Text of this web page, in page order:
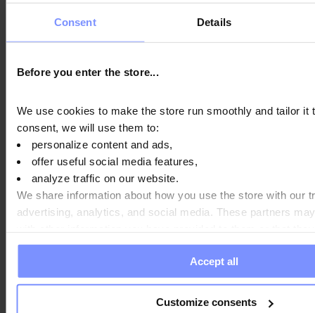
Consent Details
Before you enter the store...
We use cookies to make the store run smoothly and tailor it
consent, we will use them to:
personalize content and ads,
offer useful social media features,
analyze traffic on our website.
We share information about how you use the store with our
advertising, analytics, and social media. These partners
when you use their services. Do you agree?
Accept all
Customize consents
Wenn man die empfohlene Tagesdosis an Vitamin C
Allgemeinen wird Natriumascorbat, das nicht
Urin ausgeschieden undreichert sich nicht im
Körper an.
Aufmerksamkeit! Die Verwendung von zu hohen
Dosen von Natriumascorbat sollte nicht
lebensbedrohlich sein, kann jedoch eine Reihe von